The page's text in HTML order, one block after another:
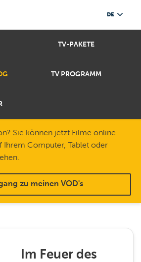
DE
TV-PAKETE
TV PROGRAMM
Sie können jetzt Filme online
Ihrem Computer, Tablet oder
zu meinen VOD's
Im Feuer des